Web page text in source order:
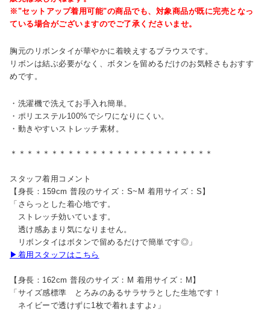
※"セットアップ着用可能"の商品でも、対象商品が既に完売となっ
ている場合がございますのでご了承くださいませ。
胸元のリボンタイが華やかに着映えするブラウスです。
リボンは結ぶ必要がなく、ボタンを留めるだけのお気軽さもおすす
めです。
・洗濯機で洗えてお手入れ簡単。
・ポリエステル100%でシワになりにくい。
・動きやすいストレッチ素材。
＊＊＊＊＊＊＊＊＊＊＊＊＊＊＊＊＊＊＊＊＊＊＊＊＊
スタッフ着用コメント
【身長：159cm 普段のサイズ：S~M 着用サイズ：S】
「さらっとした着心地です。
ストレッチ効いています。
透け感あまり気になりません。
リボンタイはボタンで留めるだけで簡単です◎」
▶着用スタッフはこちら
【身長：162cm 普段のサイズ：M 着用サイズ：M】
「サイズ感標準 とろみのあるサラサラとした生地です！
ネイビーで透けずに1枚で着れますよ♪」